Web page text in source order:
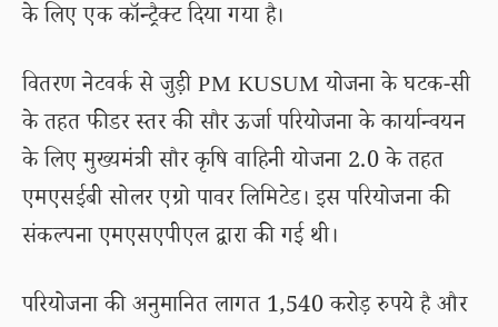
के लिए एक कॉन्ट्रैक्ट दिया गया है।
वितरण नेटवर्क से जुड़ी PM KUSUM योजना के घटक-सी
के तहत फीडर स्तर की सौर ऊर्जा परियोजना के कार्यान्वयन
के लिए मुख्यमंत्री सौर कृषि वाहिनी योजना 2.0 के तहत
एमएसईबी सोलर एग्रो पावर लिमिटेड। इस परियोजना की
संकल्पना एमएसएपीएल द्वारा की गई थी।
परियोजना की अनुमानित लागत 1,540 करोड़ रुपये है और